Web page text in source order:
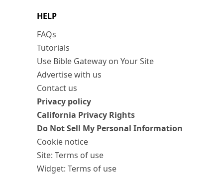
HELP
FAQs
Tutorials
Use Bible Gateway on Your Site
Advertise with us
Contact us
Privacy policy
California Privacy Rights
Do Not Sell My Personal Information
Cookie notice
Site: Terms of use
Widget: Terms of use